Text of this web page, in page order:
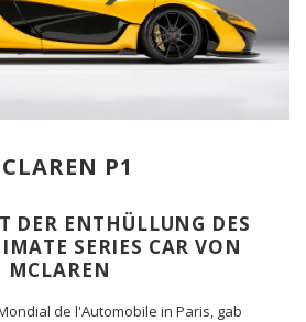
P1
DER ENTHÜLLUNG DES
SERIES CAR VON
MCLAREN
de l'Automobile in Paris, gab